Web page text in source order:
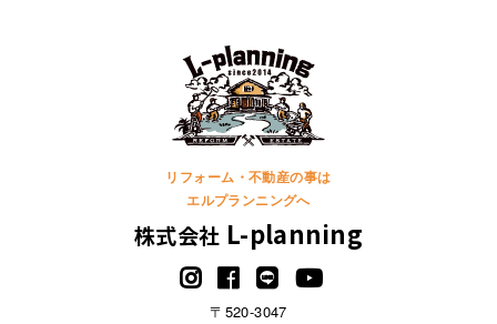
リフォーム・不動産の事は
エルプランニングへ
株式会社 L-planning
〒520-3047